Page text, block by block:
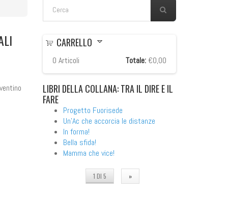
FORM DI RICERCA
CARRELLO
0 Articoli Totale: €0,00
LIBRI DELLA COLLANA: TRA IL DIRE E IL
FARE
Progetto Fuorisede
Un'Ac che accorcia le distanze
In forma!
Bella sfida!
Mamma che vice!
1 DI 5 »